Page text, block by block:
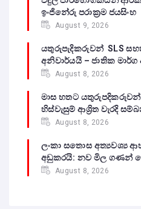
ඉංජිනේරු පරාක්‍රම ජයසිංහ
August 9, 2026
යතුරුපැදිකරුවන් SLS
අනිවාර්යයි – ජාතික
August 8, 2026
මාස හතට
හිස්වැසුම් ආශ්‍රිත වැරදි
August 8, 2026
ලංකා සතොස අත්‍යවශ්‍ය
අඩුකරයි: නව මිල ගණන්
August 8, 2026